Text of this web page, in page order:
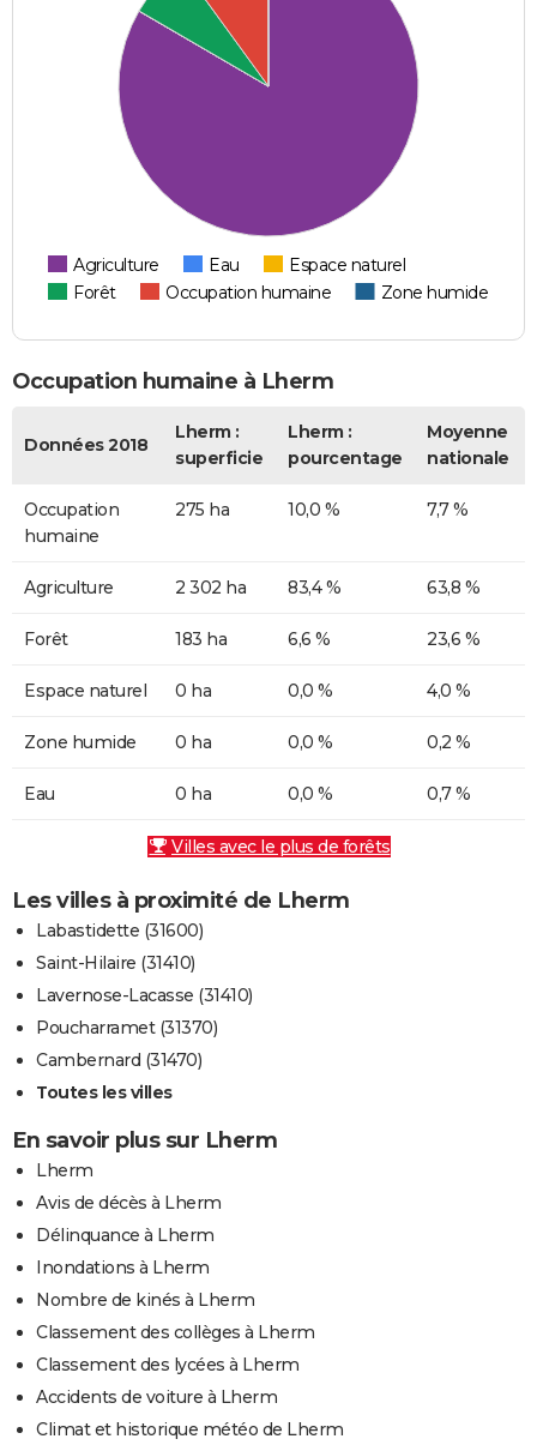
Agriculture Eau
Espace naturel
Forêt
Occupation humaine Zone humide
Occupation humaine à Lherm
Données 2018
Lherm :
superficie
Lherm :
pourcentage
Moyenne
nationale
Occupation
humaine
275 ha 10,0 % 7,7 %
Agriculture 2 302 ha 83,4 % 63,8 %
Forêt 183 ha 6,6 % 23,6 %
Espace naturel 0 ha 0,0 % 4,0 %
Zone humide 0 ha 0,0 % 0,2 %
Eau 0 ha 0,0 % 0,7 %
Villes avec le plus de forêts
Les villes à proximité de Lherm
Labastidette (31600)
Saint-Hilaire (31410)
Lavernose-Lacasse (31410)
Poucharramet (31370)
Cambernard (31470)
Toutes les villes
En savoir plus sur Lherm
Lherm
Avis de décès à Lherm
Délinquance à Lherm
Inondations à Lherm
Nombre de kinés à Lherm
Classement des collèges à Lherm
Classement des lycées à Lherm
Accidents de voiture à Lherm
Climat et historique météo de Lherm